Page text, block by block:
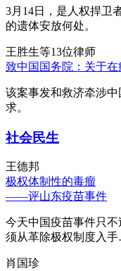
3月14日，是人权捍卫
的遗体安放何处。
王胜生等13位律师
致中国国务院：关于
该案事发和救济牵涉
求。
社会民生
王德邦
极权体制性的毒瘤
——评山东疫苗事件
今天中国疫苗事件只
须从革除极权制度入
肖国珍